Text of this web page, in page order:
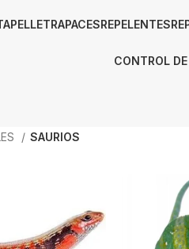
PELLETRAPACESREPELENTES
CONTROL
SAURIOS